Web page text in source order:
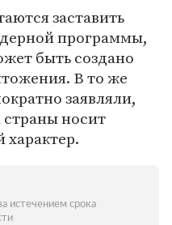
заставить
программы,
быть создано
В то же
заявляли,
носит
истечением срока